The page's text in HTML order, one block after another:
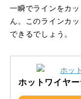
一瞬でラインをカ
ん。このラインカ
できるでしょう。
ホットワイヤ